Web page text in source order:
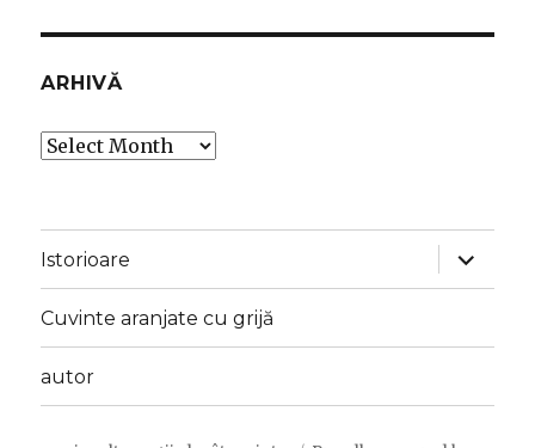
ARHIVĂ
Arhivă
Istorioare
expand
child
menu
Cuvinte aranjate cu grijă
autor